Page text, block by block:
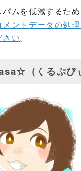
パムを低減するた
メントデータの処
さい。
（くるぷぴ